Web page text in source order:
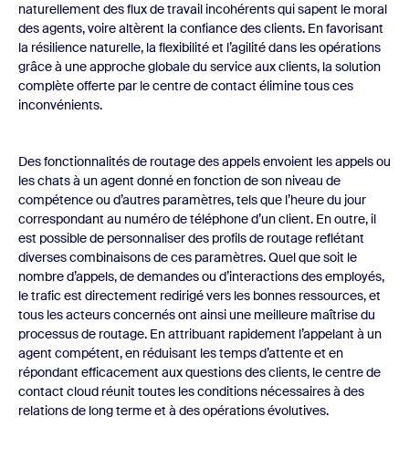
naturellement des flux de travail incohérents qui sapent le moral
des agents, voire altèrent la confiance des clients. En favorisant
la résilience naturelle, la flexibilité et l’agilité dans les opérations
grâce à une approche globale du service aux clients, la solution
complète offerte par le centre de contact élimine tous ces
inconvénients.
Des fonctionnalités de routage des appels envoient les appels ou
les chats à un agent donné en fonction de son niveau de
compétence ou d’autres paramètres, tels que l’heure du jour
correspondant au numéro de téléphone d’un client. En outre, il
est possible de personnaliser des profils de routage reflétant
diverses combinaisons de ces paramètres. Quel que soit le
nombre d’appels, de demandes ou d’interactions des employés,
le trafic est directement redirigé vers les bonnes ressources, et
tous les acteurs concernés ont ainsi une meilleure maîtrise du
processus de routage. En attribuant rapidement l’appelant à un
agent compétent, en réduisant les temps d’attente et en
répondant efficacement aux questions des clients, le centre de
contact cloud réunit toutes les conditions nécessaires à des
relations de long terme et à des opérations évolutives.